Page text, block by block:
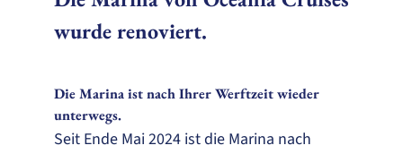
wurde renoviert.
Die Marina ist nach Ihrer Werftzeit wieder
unterwegs.
Seit Ende Mai 2024 ist die Marina nach